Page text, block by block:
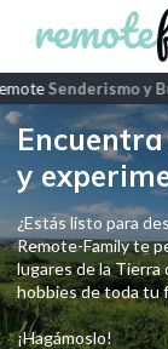
Senderismo y
y
¿Estás listo para
Remote-Family te
lugares de la Tierra
hobbies de toda tu
¡Hagámoslo!